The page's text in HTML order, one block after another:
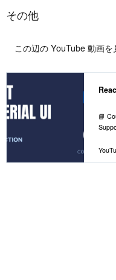
その他
この辺の YouTube 動画を
📘